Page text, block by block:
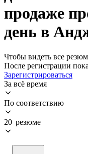
продаже
день в
Чтобы видеть все
После регистрации
Зарегистрироваться
За всё время
По соответствию
20 резюме